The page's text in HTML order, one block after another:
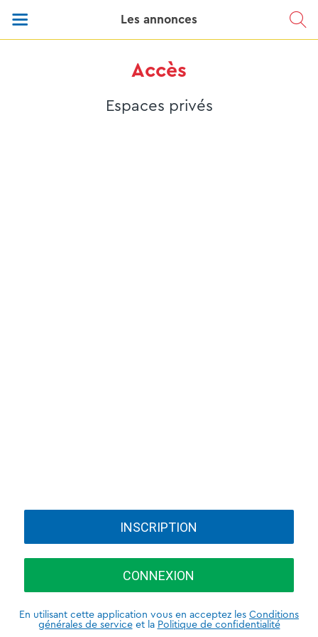
Les annonces
Accès
Espaces privés
INSCRIPTION
CONNEXION
En utilisant cette application vous en acceptez les Conditions
générales de serviceet la Politique de confidentialité